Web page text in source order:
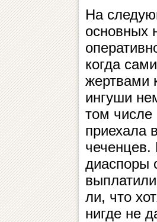
На
основных
когда
жертвами
ин­гу­ши
том числе
приехала
чеченцев.
диаспоры
ли, что
нигде не